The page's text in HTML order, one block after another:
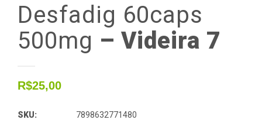
Desfadig 60caps
500mg – Videira 7
R$25,00
SKU: 7898632771480